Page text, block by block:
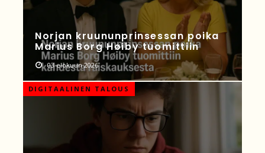
Norjan kruununprinsessan poika
Marius Borg Høiby tuomittiin
03 elokuun 2026
DIGITAALINEN TALOUS